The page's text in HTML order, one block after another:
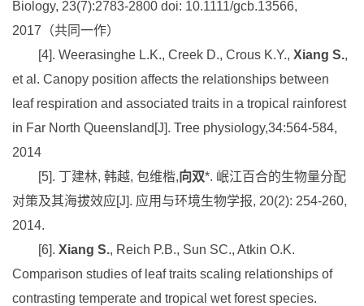
Biology, 23(7):2783-2800 doi: 10.1111/gcb.13566,
2017 （共同一作）
[4]. Weerasinghe L.K., Creek D., Crous K.Y., Xiang S.,
et al. Canopy position affects the relationships between
leaf respiration and associated traits in a tropical rainforest
in Far North Queensland[J]. Tree physiology,34:564-584,
2014
[5]. 丁建林, 韩越, 包维楷,向双*. 岷江百合的生物量分配
对策及其海拔效应[J]. 应用与环境生物学报, 20(2): 254-260,
2014.
[6]. Xiang S., Reich P.B., Sun SC., Atkin O.K.
Comparison studies of leaf traits scaling relationships of
contrasting temperate and tropical wet forest species.